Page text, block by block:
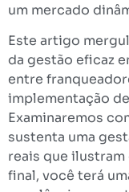
um mercado
Este artigo
da gestão eficaz
entre
implementação
Examinaremos
sustenta uma
reais que
final, você terá